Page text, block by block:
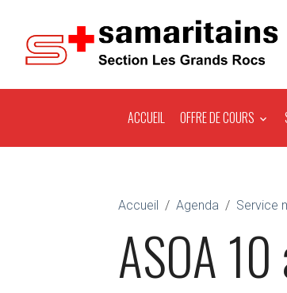
ACCUEIL OFFRE DE COURS
Accueil Agenda Service
ASOA